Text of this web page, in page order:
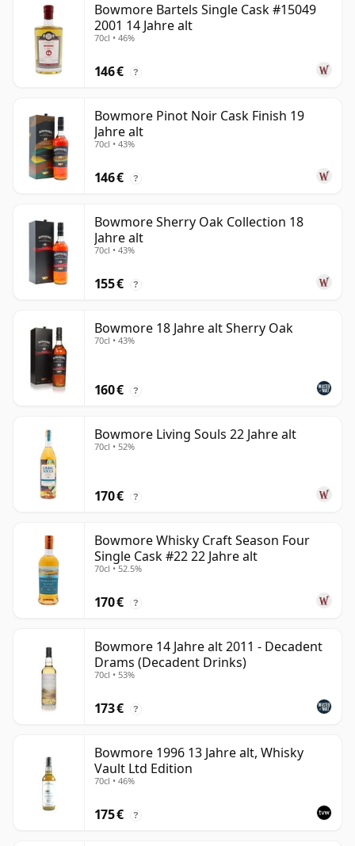
Bowmore Bartels Single Cask #15049
2001 14 Jahre alt
70cl • 46%
146 € ?
Bowmore Pinot Noir Cask Finish 19
Jahre alt
70cl • 43%
146 € ?
Bowmore Sherry Oak Collection 18
Jahre alt
70cl • 43%
155 € ?
Bowmore 18 Jahre alt Sherry Oak
70cl • 43%
160 € ?
Bowmore Living Souls 22 Jahre alt
70cl • 52%
170 € ?
Bowmore Whisky Craft Season Four
Single Cask #22 22 Jahre alt
70cl • 52.5%
170 € ?
Bowmore 14 Jahre alt 2011 - Decadent
Drams (Decadent Drinks)
70cl • 53%
173 € ?
Bowmore 1996 13 Jahre alt, Whisky
Vault Ltd Edition
70cl • 46%
175 € ?